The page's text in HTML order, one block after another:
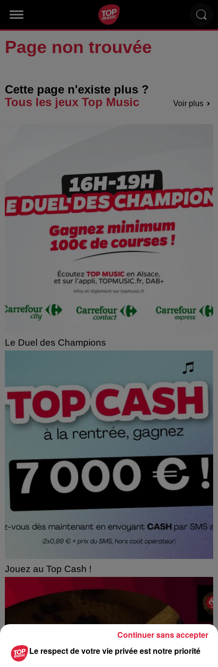
Page non trouvée
Cette page n'existe plus ?
Tous les jeux Top Music
Voir plus
Le Duel des Champions
Jouez au Top Cash !
Le respect de votre vie privée est notre priorité
Continuer sans accepter